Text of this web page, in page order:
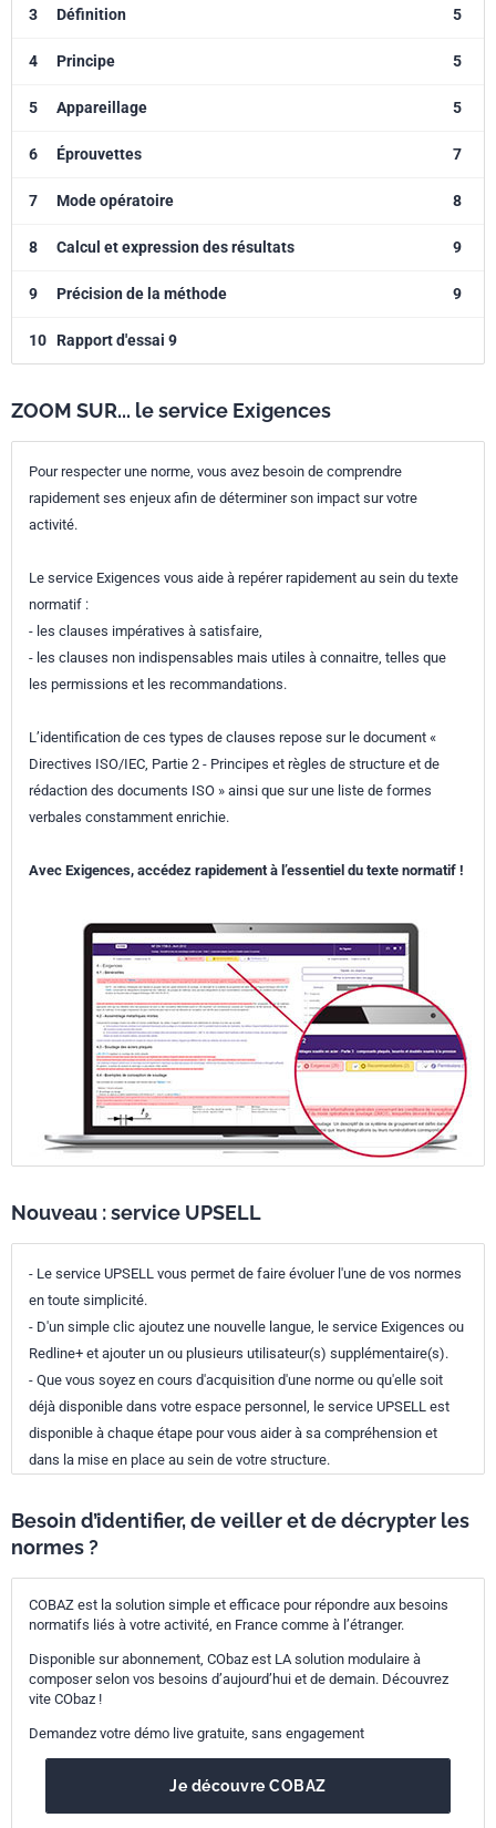
3 Définition 5
4 Principe 5
5 Appareillage 5
6 Éprouvettes 7
7 Mode opératoire 8
8 Calcul et expression des résultats 9
9 Précision de la méthode 9
10 Rapport d'essai 9
ZOOM SUR... le service Exigences
Pour respecter une norme, vous avez besoin de comprendre
rapidement ses enjeux afin de déterminer son impact sur votre
activité.
Le service Exigences vous aide à repérer rapidement au sein du texte
normatif :
- les clauses impératives à satisfaire,
- les clauses non indispensables mais utiles à connaitre, telles que
les permissions et les recommandations.
L’identification de ces types de clauses repose sur le document «
Directives ISO/IEC, Partie 2 - Principes et règles de structure et de
rédaction des documents ISO » ainsi que sur une liste de formes
verbales constamment enrichie.
Avec Exigences, accédez rapidement à l’essentiel du texte normatif !
Nouveau : service UPSELL
- Le service UPSELL vous permet de faire évoluer l'une de vos normes
en toute simplicité.
- D'un simple clic ajoutez une nouvelle langue, le service Exigences ou
Redline+ et ajouter un ou plusieurs utilisateur(s) supplémentaire(s).
- Que vous soyez en cours d'acquisition d'une norme ou qu'elle soit
déjà disponible dans votre espace personnel, le service UPSELL est
disponible à chaque étape pour vous aider à sa compréhension et
dans la mise en place au sein de votre structure.
Besoin d’identifier, de veiller et de décrypter les
normes ?
COBAZ est la solution simple et efficace pour répondre aux besoins
normatifs liés à votre activité, en France comme à l’étranger.
Disponible sur abonnement, CObaz est LA solution modulaire à
composer selon vos besoins d’aujourd’hui et de demain. Découvrez
vite CObaz !
Demandez votre démo live gratuite, sans engagement
Je découvre COBAZ